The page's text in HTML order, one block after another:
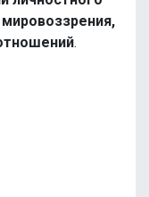
мировоззрения,
.